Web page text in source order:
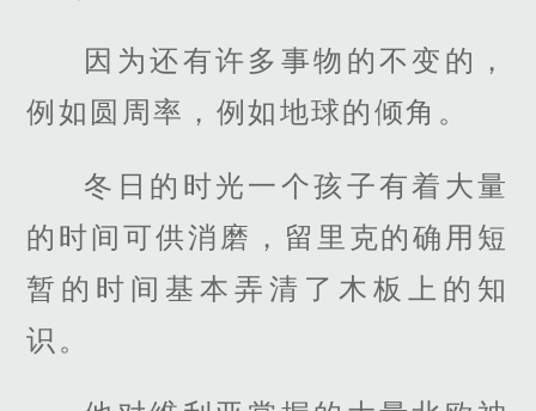
因为还有许多事物的不变的，
例如圆周率，例如地球的倾角。
冬日的时光一个孩子有着大量
的时间可供消磨，留里克的确用短
暂的时间基本弄清了木板上的知
识。